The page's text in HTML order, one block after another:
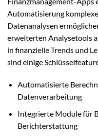
Automatisierung
Datenanalysen
erweiterten Analysetools
in finanzielle Trends und
sind einige
Automatisierte
Datenverarbeitung
Integrierte Module für
Berichterstattung